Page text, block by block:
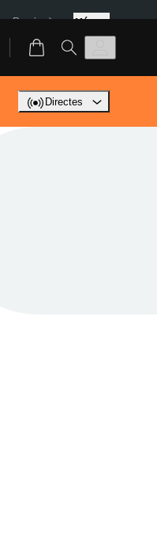
Perpinyà Més
Directes